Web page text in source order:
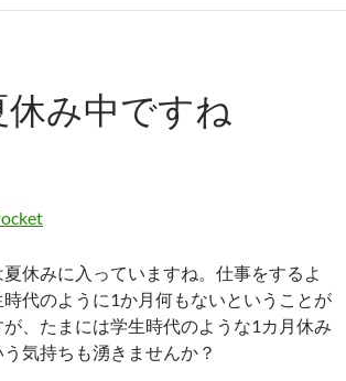
み中ですね
休みに入っていますね。仕事をするよ
時代のように1か月何もないということが
、たまには学生時代のような1カ月休み
気持ちも湧きませんか？